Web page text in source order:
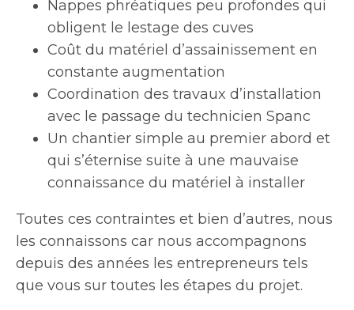
Nappes phréatiques peu profondes qui
obligent le lestage des cuves
Coût du matériel d’assainissement en
constante augmentation
Coordination des travaux d’installation
avec le passage du technicien Spanc
Un chantier simple au premier abord et
qui s’éternise suite à une mauvaise
connaissance du matériel à installer
Toutes ces contraintes et bien d’autres, nous
les connaissons car nous accompagnons
depuis des années les entrepreneurs tels
que vous sur toutes les étapes du projet.